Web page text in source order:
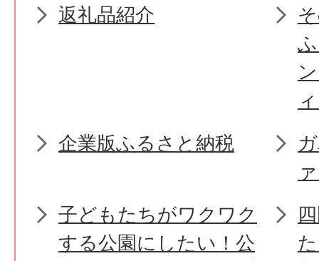
返礼品紹介
企業版ふるさと納税
子どもたちがワクワク
する公園にしたい！公